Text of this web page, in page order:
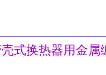
式换热器用金